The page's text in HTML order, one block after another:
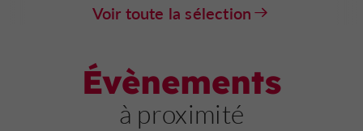
Voir toute la sélection
Évènements
à proximité